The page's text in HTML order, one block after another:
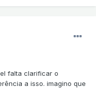
falta clarificar o
a isso. imagino que